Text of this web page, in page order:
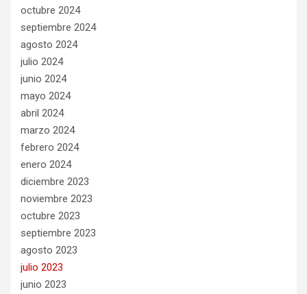
octubre 2024
septiembre 2024
agosto 2024
julio 2024
junio 2024
mayo 2024
abril 2024
marzo 2024
febrero 2024
enero 2024
diciembre 2023
noviembre 2023
octubre 2023
septiembre 2023
agosto 2023
julio 2023
junio 2023